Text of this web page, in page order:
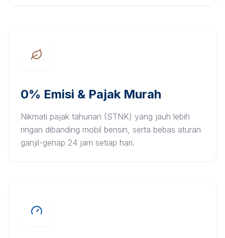
0% Emisi & Pajak Murah
Nikmati pajak tahunan (STNK) yang jauh lebih
ringan dibanding mobil bensin, serta bebas aturan
ganjil-genap 24 jam setiap hari.